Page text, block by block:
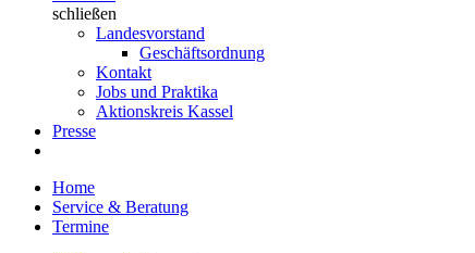
schließen
Landesvorstand
Geschäftsordnung
Kontakt
Jobs und Praktika
Aktionskreis Kassel
Presse
Home
Service & Beratung
Termine